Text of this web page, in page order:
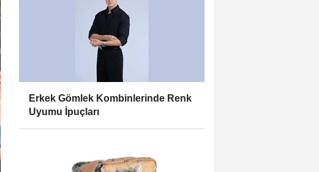
Erkek Gömlek Kombinlerinde Renk
Uyumu İpuçları